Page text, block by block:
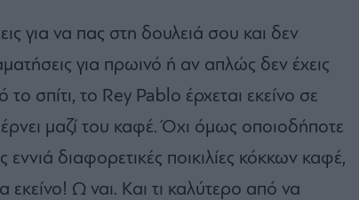
για να πας στη δουλειά σου και δεν
για πρωινό ή αν απλώς δεν έχεις
το σπίτι, το Rey Pablo έρχεται εκείνο σε
μαζί του καφέ. Όχι όμως οποιοδήποτε
εννιά διαφορετικές ποικιλίες κόκκων καφέ,
εκείνο! Ω ναι. Και τι καλύτερο από να